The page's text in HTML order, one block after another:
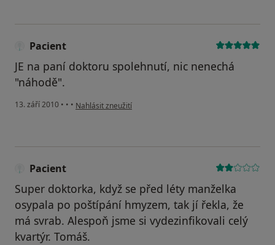
Pacient
JE na paní doktoru spolehnutí, nic nenechá
"náhodě".
13. září 2010 • • • podle názoru uživatele Pacient
Nahlásit zneužití
Pacient
Super doktorka, když se před léty manželka
osypala po poštípání hmyzem, tak jí řekla, že
má svrab. Alespoň jsme si vydezinfikovali celý
kvartýr. Tomáš.